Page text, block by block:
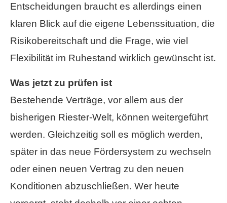
Entscheidungen braucht es allerdings einen
klaren Blick auf die eigene Lebenssituation, die
Risikobereitschaft und die Frage, wie viel
Flexibilität im Ruhestand wirklich gewünscht ist.
Was jetzt zu prüfen ist
Bestehende Verträge, vor allem aus der
bisherigen Riester-Welt, können weitergeführt
werden. Gleichzeitig soll es möglich werden,
später in das neue Fördersystem zu wechseln
oder einen neuen Vertrag zu den neuen
Konditionen abzuschließen. Wer heute